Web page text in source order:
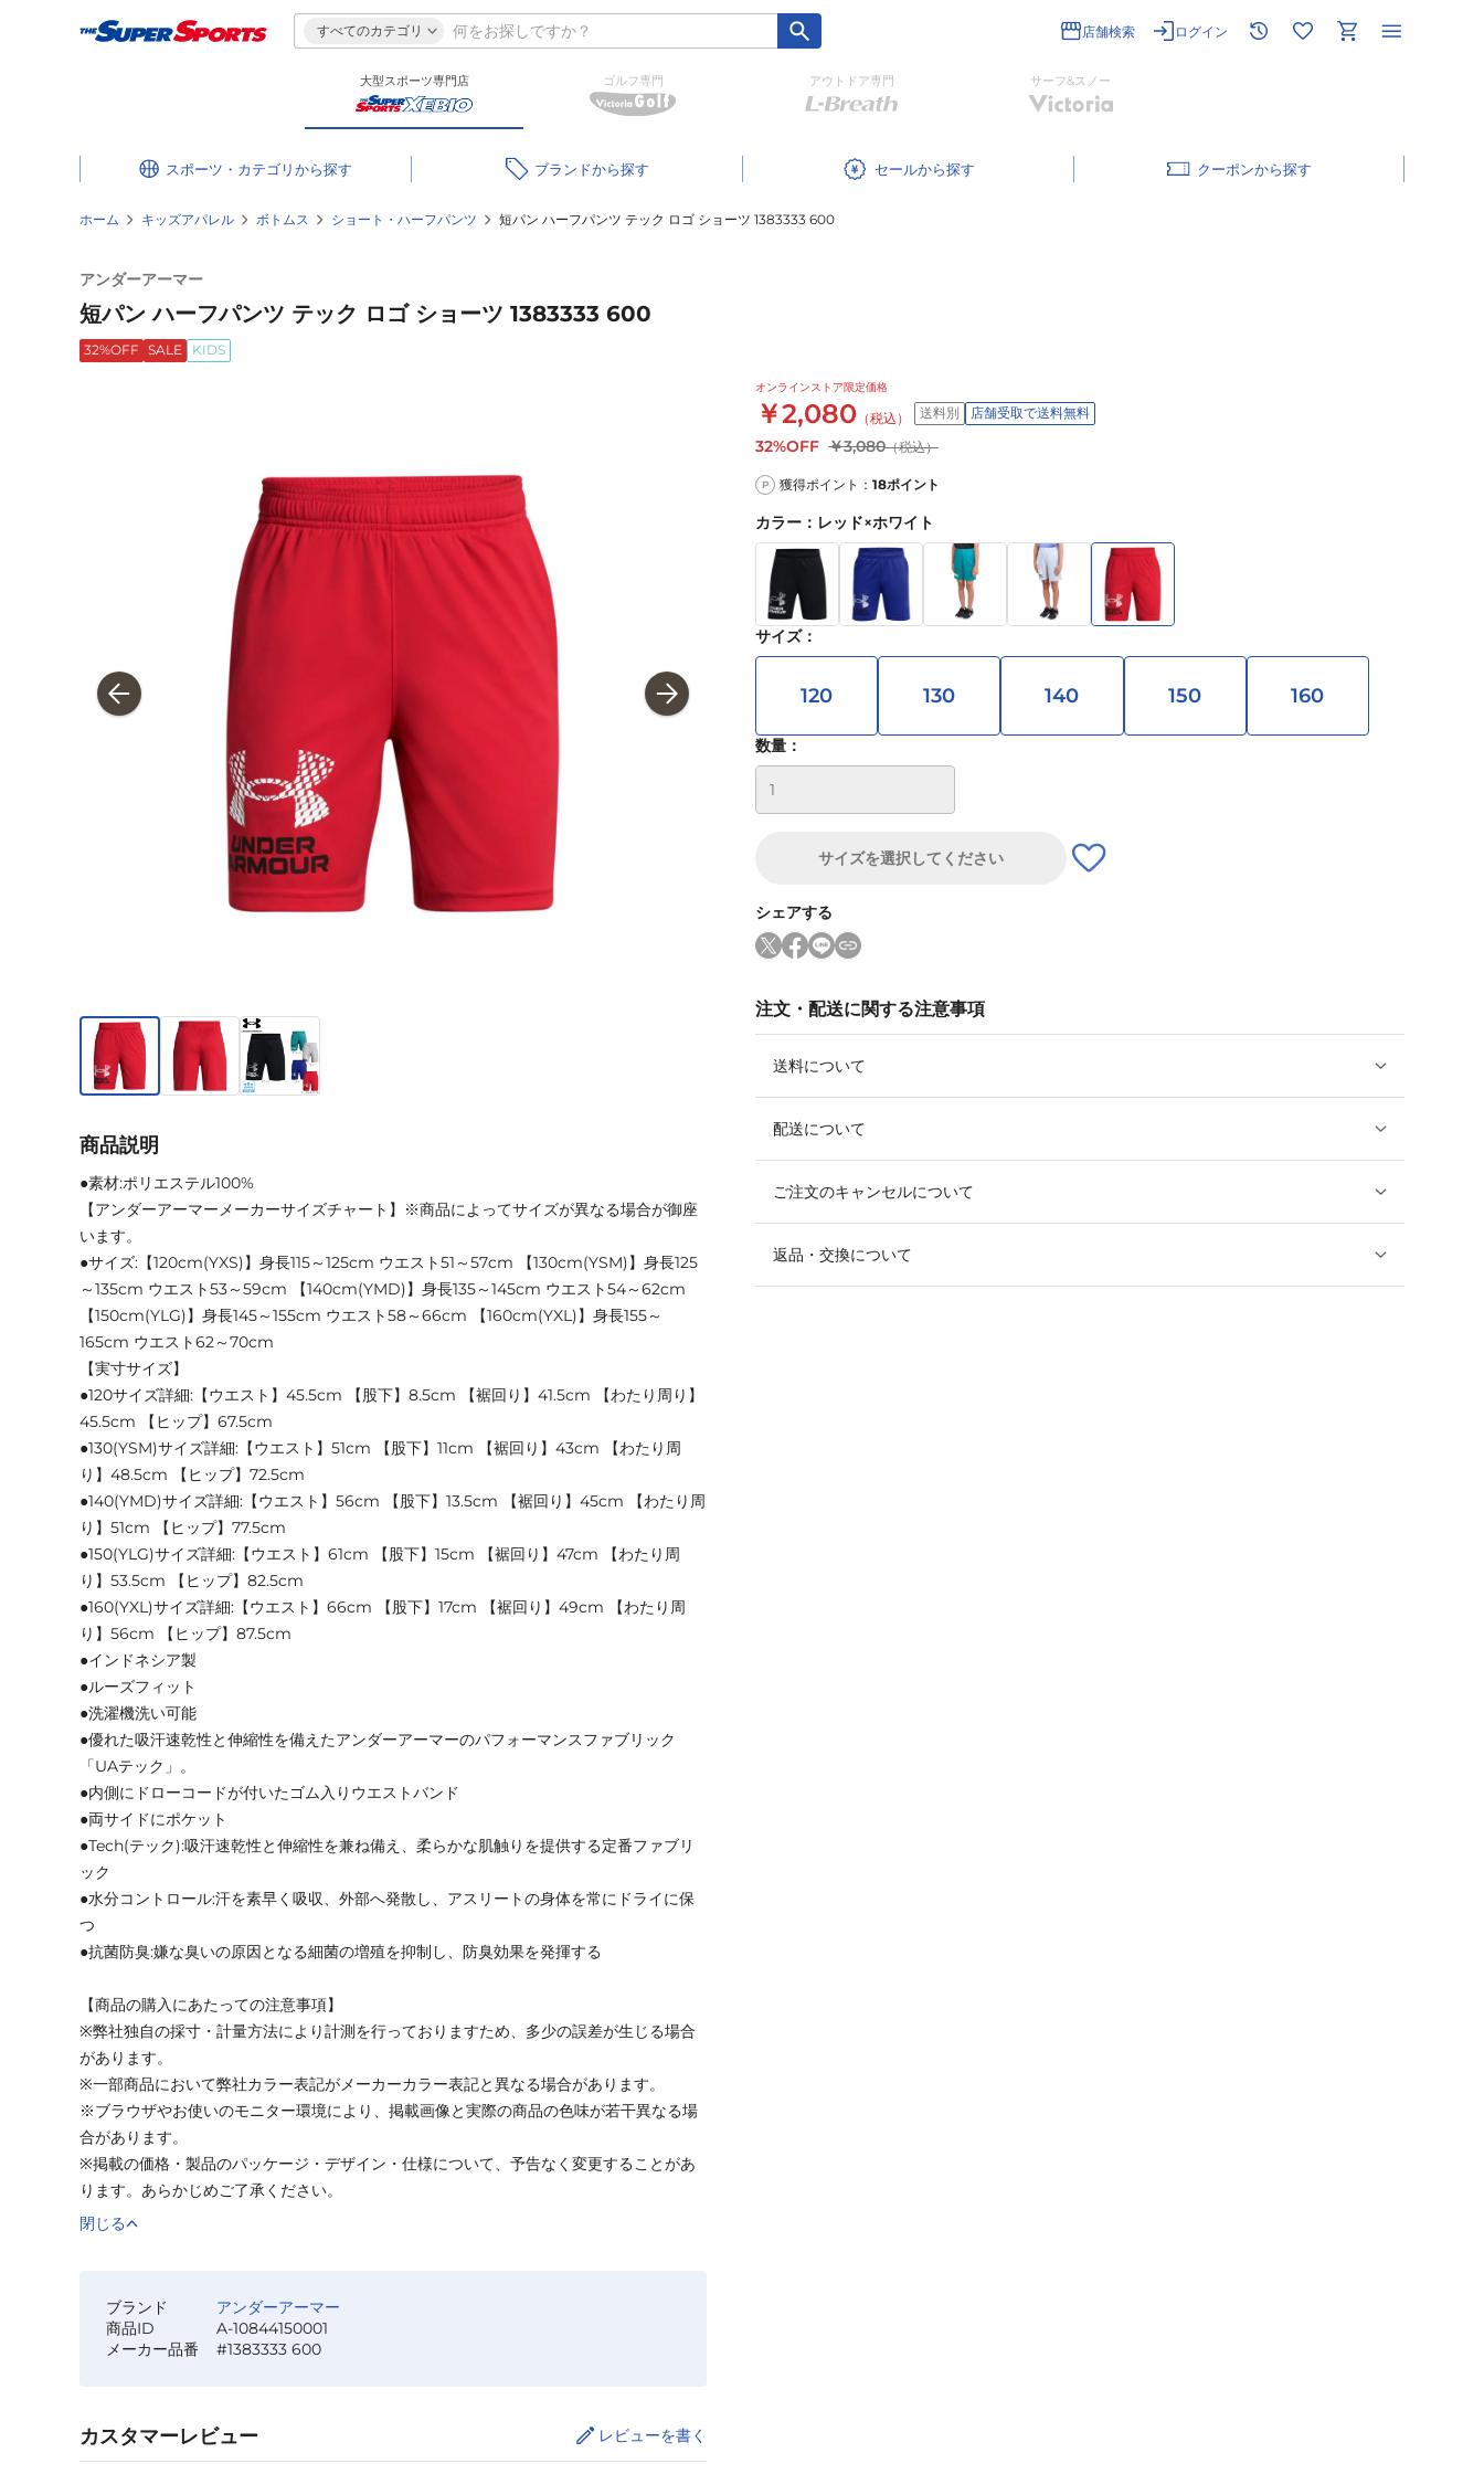
すべてのカテゴリ 店舗検索 ログイン
大型スポーツ専門店 ゴルフ専門 アウトドア専門 サーフ&スノー
スポーツ・カテゴリ ブランド セール クーポン
ホーム キッズアパレル ボトムス ショート・ハーフパンツ 短パン ハーフパンツ テック ロゴ ショーツ 1383333 600
アンダーアーマー
短パン ハーフパンツ テック ロゴ ショーツ 1383333 600
32%OFF SALE KIDS
オンラインストア限定価格
￥2,080 （税込） 送料別 店舗受取で送料無料
32%OFF ￥3,080（税込）
P 獲得ポイント： 18ポイント
カラー ： レッド×ホワイト
サイズ：
120 130 140 150 160
数量：
サイズを選択してください
シェアする
注文・配送に関する注意事項
送料について
配送について
ご注文のキャンセルについて
返品・交換について
商品説明
●素材:ポリエステル100%
【アンダーアーマーメーカーサイズチャート】※商品によってサイズが異なる場合が御座
います。
●サイズ:【120cm(YXS)】身長115～125cm ウエスト51～57cm 【130cm(YSM)】身長125
～135cm ウエスト53～59cm 【140cm(YMD)】身長135～145cm ウエスト54～62cm
【150cm(YLG)】身長145～155cm ウエスト58～66cm 【160cm(YXL)】身長155～
165cm ウエスト62～70cm
【実寸サイズ】
●120サイズ詳細:【ウエスト】45.5cm 【股下】8.5cm 【裾回り】41.5cm 【わたり周り】
45.5cm 【ヒップ】67.5cm
●130(YSM)サイズ詳細:【ウエスト】51cm 【股下】11cm 【裾回り】43cm 【わたり周
り】48.5cm 【ヒップ】72.5cm
●140(YMD)サイズ詳細:【ウエスト】56cm 【股下】13.5cm 【裾回り】45cm 【わたり周
り】51cm 【ヒップ】77.5cm
●150(YLG)サイズ詳細:【ウエスト】61cm 【股下】15cm 【裾回り】47cm 【わたり周
り】53.5cm 【ヒップ】82.5cm
●160(YXL)サイズ詳細:【ウエスト】66cm 【股下】17cm 【裾回り】49cm 【わたり周
り】56cm 【ヒップ】87.5cm
●インドネシア製
●ルーズフィット
●洗濯機洗い可能
●優れた吸汗速乾性と伸縮性を備えたアンダーアーマーのパフォーマンスファブリック
「UAテック」。
●内側にドローコードが付いたゴム入りウエストバンド
●両サイドにポケット
●Tech(テック):吸汗速乾性と伸縮性を兼ね備え、柔らかな肌触りを提供する定番ファブリ
ック
●水分コントロール:汗を素早く吸収、外部へ発散し、アスリートの身体を常にドライに保
つ
●抗菌防臭:嫌な臭いの原因となる細菌の増殖を抑制し、防臭効果を発揮する
【商品の購入にあたっての注意事項】
※弊社独自の採寸・計量方法により計測を行っておりますため、多少の誤差が生じる場合
があります。
※一部商品において弊社カラー表記がメーカーカラー表記と異なる場合があります。
※ブラウザやお使いのモニター環境により、掲載画像と実際の商品の色味が若干異なる場
合があります。
※掲載の価格・製品のパッケージ・デザイン・仕様について、予告なく変更することがあ
ります。あらかじめご了承ください。
閉じる
ブランド
アンダーアーマー
商品ID
A-10844150001
メーカー品番
#1383333 600
カスタマーレビュー レビューを書く